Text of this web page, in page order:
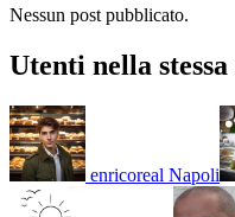
Nessun post pubblicato.
Utenti nella stessa
enricoreal Napoli